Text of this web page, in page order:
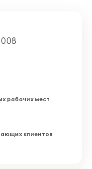
рабочих мест
клиентов